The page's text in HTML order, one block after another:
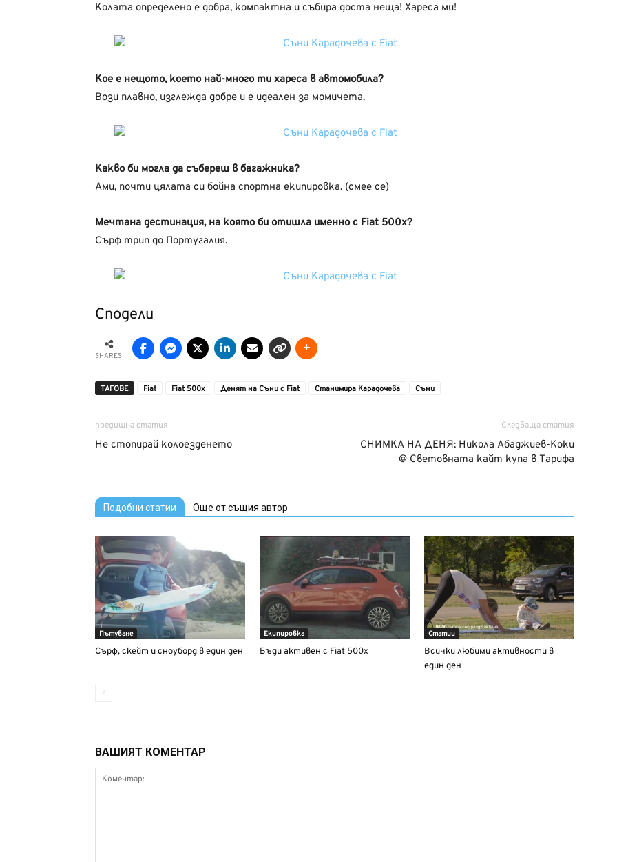
Колата определено е добра, компактна и събира доста неща! Хареса ми!
Кое е нещото, което най-много ти хареса в автомобила?
Вози плавно, изглежда добре и е идеален за момичета.
Какво би могла да събереш в багажника?
Ами, почти цялата си бойна спортна екипировка. (смее се)
Мечтана дестинация, на която би отишла именно с Fiat 500x?
Сърф трип до Португалия.
Сподели
SHARES
ТАГОВЕ Fiat Fiat 500x Денят на Съни с Fiat Станимира Карадочева Съни
предишна статия
Не стопирай колоезденето
Следваща статия
СНИМКА НА ДЕНЯ: Никола Абаджиев-Коки
@ Световната кайт купа в Тарифа
Подобни статии Още от същия автор
Пътуване
Сърф, скейт и сноуборд в един ден
Екипировка
Бъди активен с Fiat 500x
Статии
Всички любими активности в
един ден
ВАШИЯТ КОМЕНТАР